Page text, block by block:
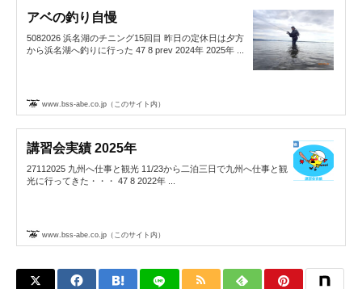
アベの釣り自慢
5082026 浜名湖のチニング15回目 昨日の定休日は夕方
から浜名湖へ釣りに行った 47 8 prev 2024年 2025年 ...
www.bss-abe.co.jp（このサイト内）
講習会実績 2025年
27112025 九州へ仕事と観光 11/23から二泊三日で九州へ仕事と観
光に行ってきた・・・ 47 8 2022年 ...
www.bss-abe.co.jp（このサイト内）